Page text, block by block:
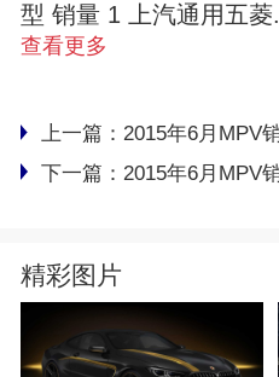
型 销量 1 上汽通用五菱
查看更多
上一篇： 2015年6月MPV销量
下一篇： 2015年6月MPV销量
精彩图片